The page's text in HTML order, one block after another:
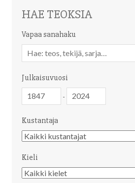
HAE TEOKSIA
Vapaa sanahaku
sanahaku
Julkaisuvuosi
-
Kustantaja
Kustantaja
Kieli
Kieli